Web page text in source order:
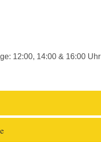
12:00, 14:00 & 16:00 Uhr